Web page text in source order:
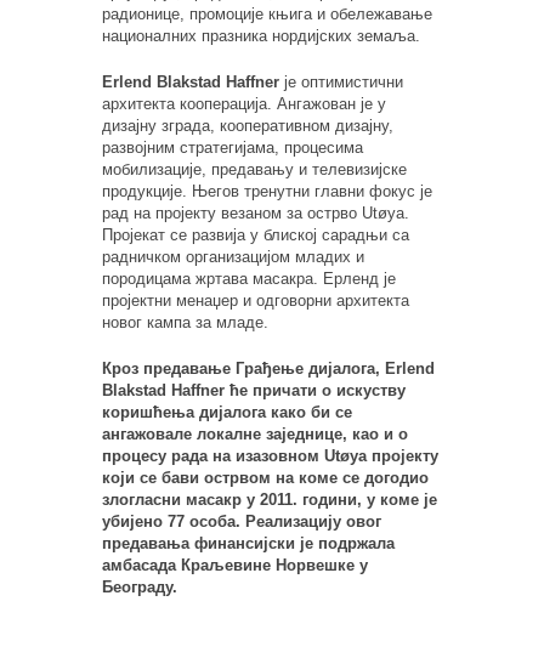
радионице, промоције књига и обележавање
националних празника нордијских земаља.
Erlend Blakstad Haffner је оптимистични
архитекта кооперација. Ангажован је у
дизајну зграда, кооперативном дизајну,
развојним стратегијама, процесима
мобилизације, предавању и телевизијске
продукције. Његов тренутни главни фокус је
рад на пројекту везаном за острво Utøya.
Пројекат се развија у блиској сарадњи са
радничком организацијом младих и
породицама жртава масакра. Ерленд је
пројектни менаџер и одговорни архитекта
новог кампа за младе.
Кроз предавање Грађење дијалога, Erlend
Blakstad Haffner ће причати о искуству
коришћења дијалога како би се
ангажовале локалне заједнице, као и о
процесу рада на изазовном Utøya пројекту
који се бави острвом на коме се догодио
злогласни масакр у 2011. години, у коме је
убијено 77 особа. Реализацију овог
предавања финансијски је подржала
амбасада Краљевине Норвешке у
Београду.